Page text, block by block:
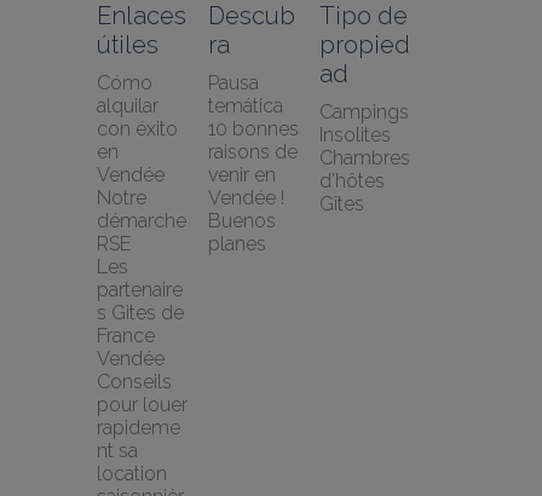
Enlaces
útiles
Cómo
alquilar
con éxito
en
Vendée
Notre
démarche
RSE
Les
partenaire
s Gites de
France
Vendée
Conseils
pour louer
rapideme
nt sa
location
Descub
ra
Pausa
temática
10 bonnes
raisons de
venir en
Vendée !
Buenos
planes
Tipo de
propied
ad
Campings
Insolites
Chambres
d'hôtes
Gîtes